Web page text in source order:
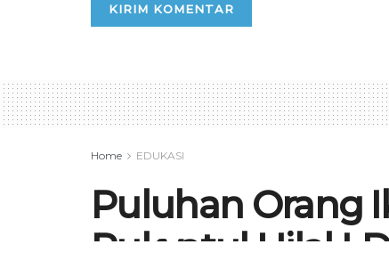
Home EDUKASI
Puluhan Orang
Rukyatul Hilal